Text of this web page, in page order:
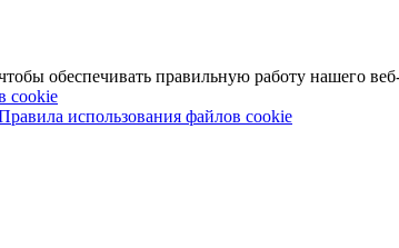
обеспечивать правильную работу нашего
cookie
использования файлов cookie